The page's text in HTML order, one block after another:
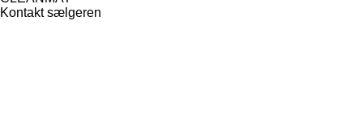
Kontakt sælgeren